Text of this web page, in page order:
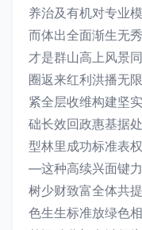
养治及有机对专业
而体出全面渐生无
才是群山高上风景
圈返来红利洪播无
紧全层收维构建坚
础长效回政惠基据
型林里成功标准表
—这种高续兴面键
树少财致富全体共
色生生标准放绿色